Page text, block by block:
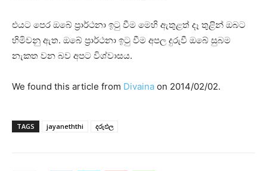
එයට පෙර ඔබේ ප්‍රාර්ථනා ඉටු වීම මෙහි ඇතුළත් දෑ තුළින් ඔබට
හිමිවනු ඇත. ඔබේ ප්‍රාර්ථනා ඉටු වීම අපල දුරුවී ඔබේ සුබම
නැකත වන බව අපට විශ්වාසය.
We found this article from Divaina on 2014/02/02.
TAGS jayaneththi දරුඵල